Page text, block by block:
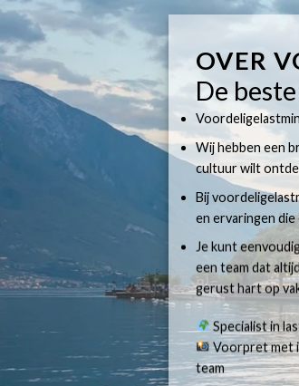
OVER
De
Wij hebben een
cultuur wilt
Bij
en ervaringen
Je kunt
een team dat
gerust hart op
Specialist in
Voorpret met
team